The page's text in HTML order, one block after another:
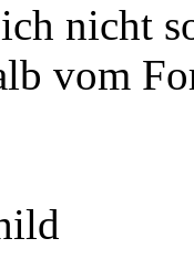
nicht
vom